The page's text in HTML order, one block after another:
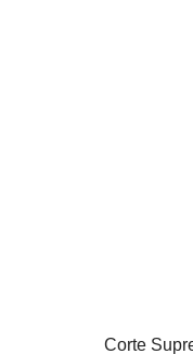
Corte